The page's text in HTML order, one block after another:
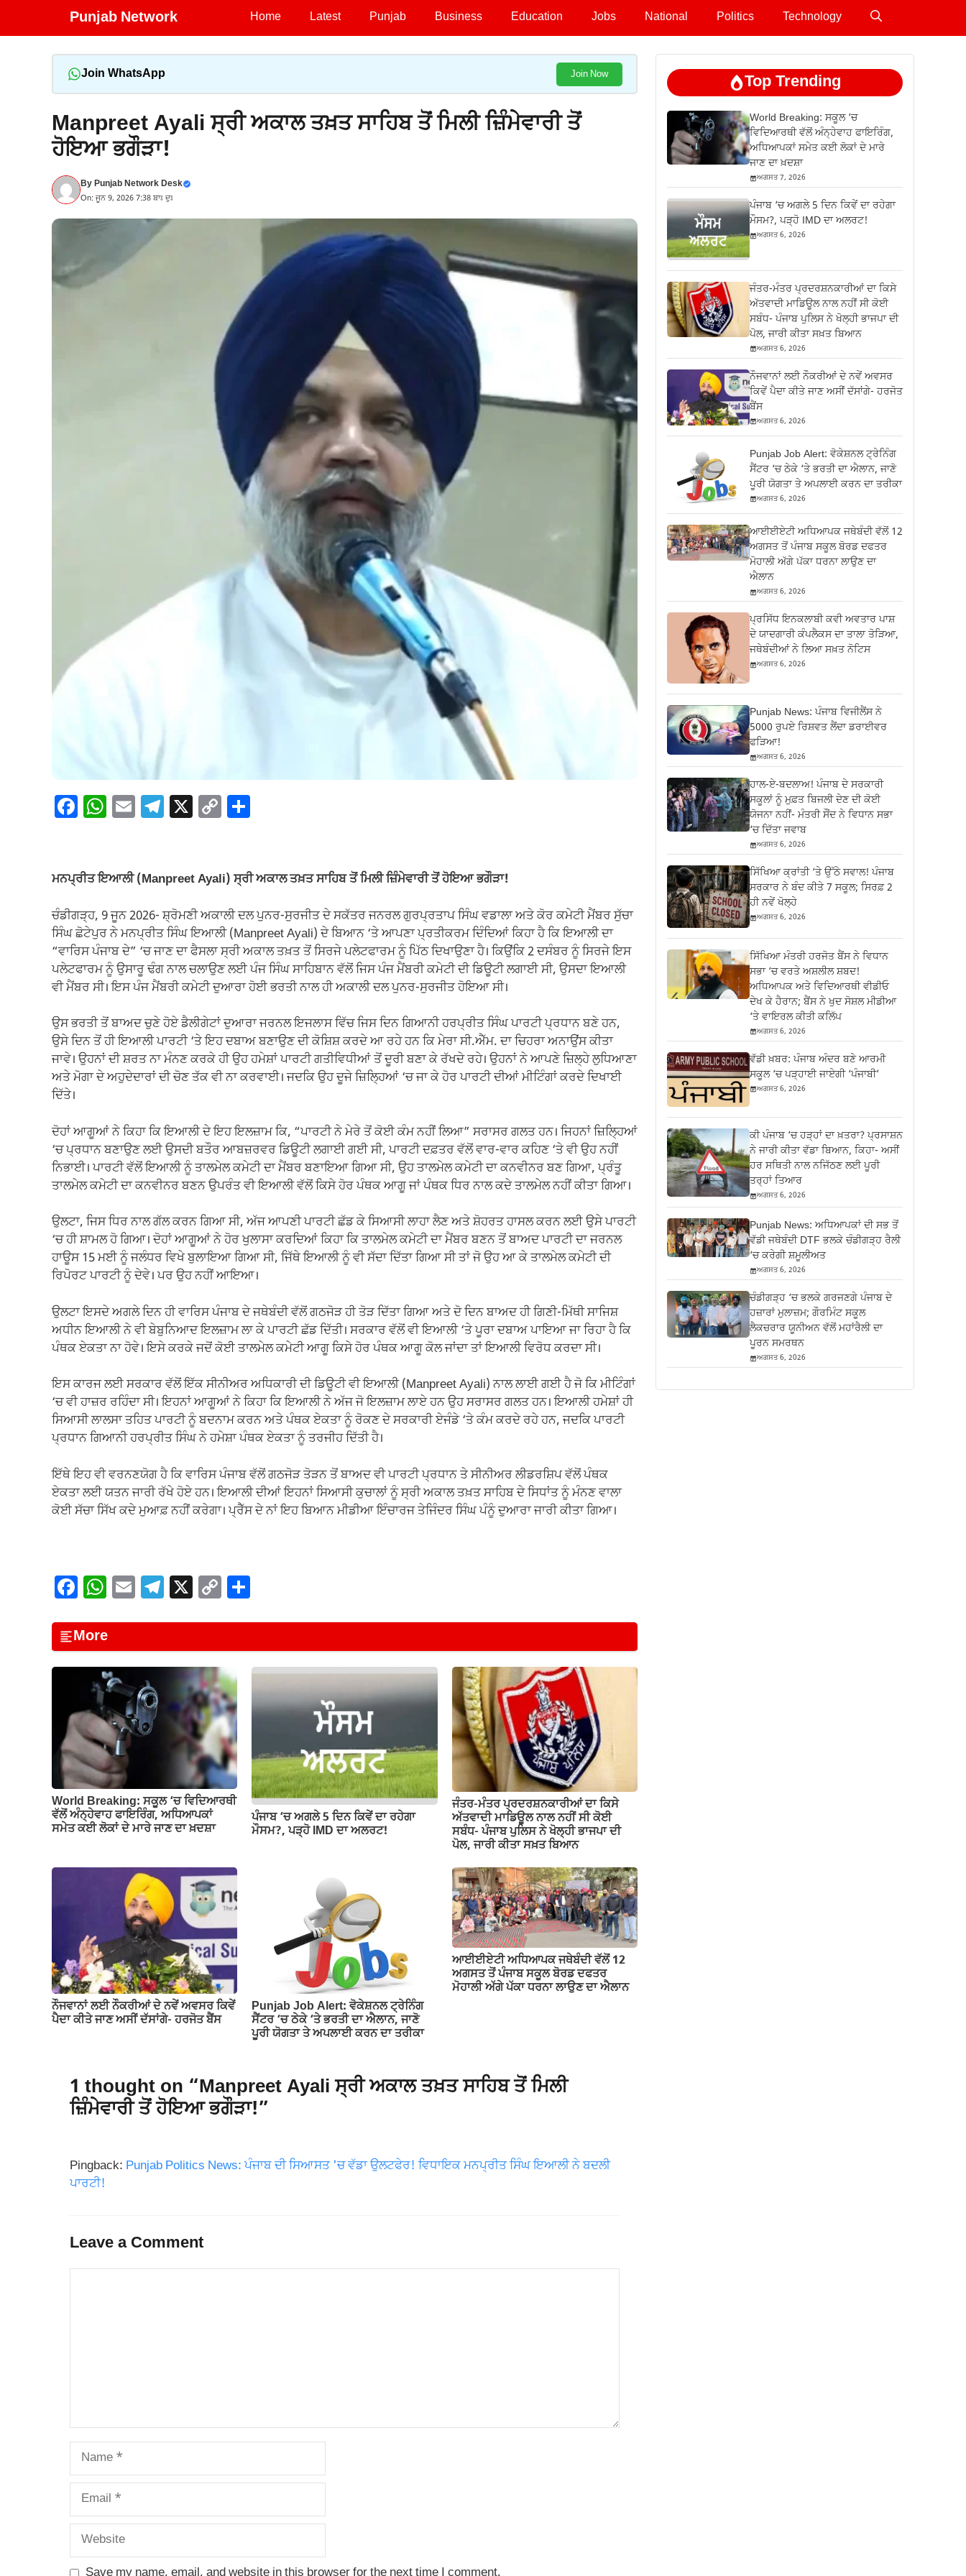
Punjab Network Home Latest Punjab Business Education Jobs National Politics Technology
Join WhatsApp Join Now
Manpreet Ayali ਸ੍ਰੀ ਅਕਾਲ ਤਖ਼ਤ ਸਾਹਿਬ ਤੋਂ ਮਿਲੀ ਜ਼ਿੰਮੇਵਾਰੀ ਤੋਂ
ਹੋਇਆ ਭਗੌੜਾ!
ByPunjab Network Desk
On: ਜੂਨ 9, 2026 7:38 ਬਾਃ ਦੁਃ
F
e
o
o
k
W
s
p
p
E T
gr
m
X C
y
n
k
e
ਮਨਪ੍ਰੀਤ ਇਆਲੀ (Manpreet Ayali) ਸ੍ਰੀ ਅਕਾਲ ਤਖ਼ਤ ਸਾਹਿਬ ਤੋਂ ਮਿਲੀ ਜ਼ਿੰਮੇਵਾਰੀ ਤੋਂ ਹੋਇਆ ਭਗੌੜਾ!
ਚੰਡੀਗੜ੍ਹ, 9 ਜੂਨ 2026- ਸ਼੍ਰੋਮਣੀ ਅਕਾਲੀ ਦਲ ਪੁਨਰ-ਸੁਰਜੀਤ ਦੇ ਸਕੱਤਰ ਜਨਰਲ ਗੁਰਪ੍ਰਤਾਪ ਸਿੰਘ ਵਡਾਲਾ ਅਤੇ ਕੋਰ ਕਮੇਟੀ ਮੈਂਬਰ ਸੁੱਚਾ
ਸਿੰਘ ਛੋਟੇਪੁਰ ਨੇ ਮਨਪ੍ਰੀਤ ਸਿੰਘ ਇਆਲੀ (Manpreet Ayali) ਦੇ ਬਿਆਨ ‘ਤੇ ਆਪਣਾ ਪ੍ਰਤੀਕਰਮ ਦਿੰਦਿਆਂ ਕਿਹਾ ਹੈ ਕਿ ਇਆਲੀ ਦਾ
“ਵਾਰਿਸ ਪੰਜਾਬ ਦੇ” ‘ਚ ਜਾਣ ਦਾ ਫੈਸਲਾ ਸ੍ਰੀ ਅਕਾਲ ਤਖ਼ਤ ਤੋਂ ਸਿਰਜੇ ਪਲੇਟਫਾਰਮ ਨੂੰ ਪਿੱਠ ਦਿਖਾਉਣਾ ਹੈ। ਕਿਉਂਕਿ 2 ਦਸੰਬਰ ਨੂੰ ਸਿਰਜੇ ਇਸ
ਪਲੇਟਫਾਰਮ ਨੂੰ ਉਸਾਰੂ ਢੰਗ ਨਾਲ ਚਲਾਉਣ ਲਈ ਪੰਜ ਸਿੰਘ ਸਾਹਿਬਾਨ ਵੱਲੋਂ ਜਿਸ ਪੰਜ ਮੈਂਬਰੀ ਕਮੇਟੀ ਦੀ ਡਿਊਟੀ ਲਗਾਈ ਸੀ, ਉਸਦਾ ਇਆਲੀ
ਵੀ ਮੈਂਬਰ ਸੀ। ਇਸ ਪੰਜ ਮੈਂਬਰੀ ਕਮੇਟੀ ਦੁਆਰਾ ਹੋਈ ਭਰਤੀ ਨਾਲ ਹੀ ਅਕਾਲੀ ਦਲ ਪੁਨਰ-ਸੁਰਜੀਤ ਹੋਇਆ ਸੀ।
ਉਸ ਭਰਤੀ ਤੋਂ ਬਾਅਦ ਚੁਣੇ ਹੋਏ ਡੈਲੀਗੇਟਾਂ ਦੁਆਰਾ ਜਰਨਲ ਇਜਲਾਸ ਵਿੱਚ ਜਿਸ ਦਿਨ ਗਿਆਨੀ ਹਰਪ੍ਰੀਤ ਸਿੰਘ ਪਾਰਟੀ ਪ੍ਰਧਾਨ ਬਣੇ ਹਨ,
ਉਸੇ ਦਿਨ ਤੋਂ ਹੀ ਇਆਲੀ ਪਾਰਟੀ ‘ਤੇ ਇਹ ਦਬਾਅ ਬਣਾਉਣ ਦੀ ਕੋਸ਼ਿਸ਼ ਕਰਦੇ ਆ ਰਹੇ ਹਨ ਕਿ ਮੇਰਾ ਸੀ.ਐੱਮ. ਦਾ ਚਿਹਰਾ ਅਨਾਉਂਸ ਕੀਤਾ
ਜਾਵੇ। ਉਹਨਾਂ ਦੀ ਸ਼ਰਤ ਨਾ ਮੰਨਣ ਕਰਕੇ ਹੀ ਉਹ ਹਮੇਸ਼ਾਂ ਪਾਰਟੀ ਗਤੀਵਿਧੀਆਂ ਤੋਂ ਦੂਰੀ ਬਣਾ ਕੇ ਰੱਖਦੇ ਰਹੇ। ਉਹਨਾਂ ਨੇ ਆਪਣੇ ਜ਼ਿਲ੍ਹੇ ਲੁਧਿਆਣਾ
ਅਤੇ ਮੋਗਾ ਦੇ ਅਹੁਦੇਦਾਰਾਂ ਦੀ ਚੋਣ ਤੱਕ ਵੀ ਨਾ ਕਰਵਾਈ। ਜਦਕਿ ਉਹ ਦੂਜੇ ਜ਼ਿਲ੍ਹਿਆਂ ‘ਚ ਜਾ ਕੇ ਹੋਰ ਪਾਰਟੀ ਦੀਆਂ ਮੀਟਿੰਗਾਂ ਕਰਦੇ ਦਿਖਾਈ
ਦਿੱਤੇ।
ਦੋਹਾਂ ਆਗੂਆਂ ਨੇ ਕਿਹਾ ਕਿ ਇਆਲੀ ਦੇ ਇਹ ਇਲਜ਼ਾਮ ਕਿ, “ਪਾਰਟੀ ਨੇ ਮੇਰੇ ਤੋਂ ਕੋਈ ਕੰਮ ਨਹੀਂ ਲਿਆ” ਸਰਾਸਰ ਗਲਤ ਹਨ। ਜਿਹਨਾਂ ਜ਼ਿਲ੍ਹਿਆਂ
‘ਚ ਪ੍ਰਧਾਨ ਬਣਾਉਣ ਲਈ ਉਸਦੀ ਬਤੌਰ ਆਬਜ਼ਰਵਰ ਡਿਊਟੀ ਲਗਾਈ ਗਈ ਸੀ, ਪਾਰਟੀ ਦਫ਼ਤਰ ਵੱਲੋਂ ਵਾਰ-ਵਾਰ ਕਹਿਣ ‘ਤੇ ਵੀ ਉਹ ਨਹੀਂ
ਨਿਭਾਈ। ਪਾਰਟੀ ਵੱਲੋਂ ਇਆਲੀ ਨੂੰ ਤਾਲਮੇਲ ਕਮੇਟੀ ਦਾ ਮੈਂਬਰ ਬਣਾਇਆ ਗਿਆ ਸੀ, ਉਹ ਤਾਲਮੇਲ ਕਮੇਟੀ ਦਾ ਕਨਵੀਨਰ ਬਣ ਗਿਆ, ਪ੍ਰੰਤੂ
ਤਾਲਮੇਲ ਕਮੇਟੀ ਦਾ ਕਨਵੀਨਰ ਬਣਨ ਉਪਰੰਤ ਵੀ ਇਆਲੀ ਵੱਲੋਂ ਕਿਸੇ ਹੋਰ ਪੰਥਕ ਆਗੂ ਜਾਂ ਪੰਥਕ ਧਿਰ ਨਾਲ ਕਦੇ ਤਾਲਮੇਲ ਨਹੀਂ ਕੀਤਾ ਗਿਆ।
ਉਲਟਾ, ਜਿਸ ਧਿਰ ਨਾਲ ਗੱਲ ਕਰਨ ਗਿਆ ਸੀ, ਅੱਜ ਆਪਣੀ ਪਾਰਟੀ ਛੱਡ ਕੇ ਸਿਆਸੀ ਲਾਹਾ ਲੈਣ ਅਤੇ ਸ਼ੋਹਰਤ ਹਾਸਲ ਕਰਨ ਲਈ ਉਸੇ ਪਾਰਟੀ
‘ਚ ਹੀ ਸ਼ਾਮਲ ਹੋ ਗਿਆ। ਦੋਹਾਂ ਆਗੂਆਂ ਨੇ ਹੋਰ ਖੁਲਾਸਾ ਕਰਦਿਆਂ ਕਿਹਾ ਕਿ ਤਾਲਮੇਲ ਕਮੇਟੀ ਦਾ ਮੈਂਬਰ ਬਣਨ ਤੋਂ ਬਾਅਦ ਪਾਰਟੀ ਦਾ ਜਰਨਲ
ਹਾਊਸ 15 ਮਈ ਨੂੰ ਜਲੰਧਰ ਵਿਖੇ ਬੁਲਾਇਆ ਗਿਆ ਸੀ, ਜਿੱਥੇ ਇਆਲੀ ਨੂੰ ਵੀ ਸੱਦਾ ਦਿੱਤਾ ਗਿਆ ਸੀ ਤਾਂ ਜੋ ਉਹ ਆ ਕੇ ਤਾਲਮੇਲ ਕਮੇਟੀ ਦੀ
ਰਿਪੋਰਟ ਪਾਰਟੀ ਨੂੰ ਦੇਵੇ। ਪਰ ਉਹ ਨਹੀਂ ਆਇਆ।
ਉਲਟਾ ਇਸਦੇ ਅਗਲੇ ਦਿਨ ਹੀ ਵਾਰਿਸ ਪੰਜਾਬ ਦੇ ਜਥੇਬੰਦੀ ਵੱਲੋਂ ਗਠਜੋੜ ਹੀ ਤੋੜ ਦਿੱਤਾ ਗਿਆ ਅਤੇ ਦੋ ਦਿਨ ਬਾਅਦ ਹੀ ਗਿਣੀ-ਮਿੱਥੀ ਸਾਜਿਸ਼
ਅਧੀਨ ਇਆਲੀ ਨੇ ਵੀ ਬੇਬੁਨਿਆਦ ਇਲਜ਼ਾਮ ਲਾ ਕੇ ਪਾਰਟੀ ਛੱਡ ਦਿੱਤੀ। ਸਰਕਾਰ ਵੱਲੋਂ ਵੀ ਇਆਲੀ ‘ਤੇ ਪੂਰਾ ਦਬਾਅ ਪਾਇਆ ਜਾ ਰਿਹਾ ਹੈ ਕਿ
ਪੰਥਕ ਏਕਤਾ ਨਾ ਹੋਵੇ। ਇਸੇ ਕਰਕੇ ਜਦੋਂ ਕੋਈ ਤਾਲਮੇਲ ਕਮੇਟੀ ਆਗੂ ਕਿਸੇ ਹੋਰ ਪੰਥਕ ਆਗੂ ਕੋਲ ਜਾਂਦਾ ਤਾਂ ਇਆਲੀ ਵਿਰੋਧ ਕਰਦਾ ਸੀ।
ਇਸ ਕਾਰਜ ਲਈ ਸਰਕਾਰ ਵੱਲੋਂ ਇੱਕ ਸੀਨੀਅਰ ਅਧਿਕਾਰੀ ਦੀ ਡਿਊਟੀ ਵੀ ਇਆਲੀ (Manpreet Ayali) ਨਾਲ ਲਾਈ ਗਈ ਹੈ ਜੋ ਕਿ ਮੀਟਿੰਗਾਂ
‘ਚ ਵੀ ਹਾਜ਼ਰ ਰਹਿੰਦਾ ਸੀ। ਇਹਨਾਂ ਆਗੂਆਂ ਨੇ ਕਿਹਾ ਕਿ ਇਆਲੀ ਨੇ ਅੱਜ ਜੋ ਇਲਜ਼ਾਮ ਲਾਏ ਹਨ ਉਹ ਸਰਾਸਰ ਗਲਤ ਹਨ। ਇਆਲੀ ਹਮੇਸ਼ਾਂ ਹੀ
ਸਿਆਸੀ ਲਾਲਸਾ ਤਹਿਤ ਪਾਰਟੀ ਨੂੰ ਬਦਨਾਮ ਕਰਨ ਅਤੇ ਪੰਥਕ ਏਕਤਾ ਨੂੰ ਰੋਕਣ ਦੇ ਸਰਕਾਰੀ ਏਜੰਡੇ ‘ਤੇ ਕੰਮ ਕਰਦੇ ਰਹੇ ਹਨ, ਜਦਕਿ ਪਾਰਟੀ
ਪ੍ਰਧਾਨ ਗਿਆਨੀ ਹਰਪ੍ਰੀਤ ਸਿੰਘ ਨੇ ਹਮੇਸ਼ਾ ਪੰਥਕ ਏਕਤਾ ਨੂੰ ਤਰਜੀਹ ਦਿੱਤੀ ਹੈ।
ਇੱਥੇ ਇਹ ਵੀ ਵਰਨਣਯੋਗ ਹੈ ਕਿ ਵਾਰਿਸ ਪੰਜਾਬ ਵੱਲੋਂ ਗਠਜੋੜ ਤੋੜਨ ਤੋਂ ਬਾਅਦ ਵੀ ਪਾਰਟੀ ਪ੍ਰਧਾਨ ਤੇ ਸੀਨੀਅਰ ਲੀਡਰਸ਼ਿਪ ਵੱਲੋਂ ਪੰਥਕ
ਏਕਤਾ ਲਈ ਯਤਨ ਜਾਰੀ ਰੱਖੇ ਹੋਏ ਹਨ। ਇਆਲੀ ਦੀਆਂ ਇਹਨਾਂ ਸਿਆਸੀ ਕੁਚਾਲਾਂ ਨੂੰ ਸ੍ਰੀ ਅਕਾਲ ਤਖ਼ਤ ਸਾਹਿਬ ਦੇ ਸਿਧਾਂਤ ਨੂੰ ਮੰਨਣ ਵਾਲਾ
ਕੋਈ ਸੱਚਾ ਸਿੱਖ ਕਦੇ ਮੁਆਫ਼ ਨਹੀਂ ਕਰੇਗਾ। ਪ੍ਰੈੱਸ ਦੇ ਨਾਂ ਇਹ ਬਿਆਨ ਮੀਡੀਆ ਇੰਚਾਰਜ ਤੇਜਿੰਦਰ ਸਿੰਘ ਪੰਨੂੰ ਦੁਆਰਾ ਜਾਰੀ ਕੀਤਾ ਗਿਆ।
F
c
e
o
o
k
W
at
s
A
p
p
E T
gr
m
X C
y
Li
n
k
e
More
World Breaking: ਸਕੂਲ ‘ਚ ਵਿਦਿਆਰਥੀ
ਵੱਲੋਂ ਅੰਨ੍ਹੇਵਾਹ ਫਾਇਰਿੰਗ, ਅਧਿਆਪਕਾਂ
ਸਮੇਤ ਕਈ ਲੋਕਾਂ ਦੇ ਮਾਰੇ ਜਾਣ ਦਾ ਖ਼ਦਸ਼ਾ
ਪੰਜਾਬ ‘ਚ ਅਗਲੇ 5 ਦਿਨ ਕਿਵੇਂ ਦਾ ਰਹੇਗਾ
ਮੌਸਮ?, ਪੜ੍ਹੋ IMD ਦਾ ਅਲਰਟ!
ਜੰਤਰ-ਮੰਤਰ ਪ੍ਰਦਰਸ਼ਨਕਾਰੀਆਂ ਦਾ ਕਿਸੇ
ਅੱਤਵਾਦੀ ਮਾਡਿਊਲ ਨਾਲ ਨਹੀਂ ਸੀ ਕੋਈ
ਸਬੰਧ- ਪੰਜਾਬ ਪੁਲਿਸ ਨੇ ਖੋਲ੍ਹੀ ਭਾਜਪਾ ਦੀ
ਪੋਲ, ਜਾਰੀ ਕੀਤਾ ਸਖ਼ਤ ਬਿਆਨ
ਨੌਜਵਾਨਾਂ ਲਈ ਨੌਕਰੀਆਂ ਦੇ ਨਵੇਂ ਅਵਸਰ ਕਿਵੇਂ
ਪੈਦਾ ਕੀਤੇ ਜਾਣ ਅਸੀਂ ਦੱਸਾਂਗੇ- ਹਰਜੋਤ ਬੈਂਸ
Punjab Job Alert: ਵੋਕੇਸ਼ਨਲ ਟ੍ਰੇਨਿੰਗ
ਸੈਂਟਰ ‘ਚ ਠੇਕੇ ‘ਤੇ ਭਰਤੀ ਦਾ ਐਲਾਨ, ਜਾਣੋ
ਪੂਰੀ ਯੋਗਤਾ ਤੇ ਅਪਲਾਈ ਕਰਨ ਦਾ ਤਰੀਕਾ
ਆਈਈਏਟੀ ਅਧਿਆਪਕ ਜਥੇਬੰਦੀ ਵੱਲੋਂ 12
ਅਗਸਤ ਤੋਂ ਪੰਜਾਬ ਸਕੂਲ ਬੋਰਡ ਦਫਤਰ
ਮੋਹਾਲੀ ਅੱਗੇ ਪੱਕਾ ਧਰਨਾ ਲਾਉਣ ਦਾ ਐਲਾਨ
1 thought on “Manpreet Ayali ਸ੍ਰੀ ਅਕਾਲ ਤਖ਼ਤ ਸਾਹਿਬ ਤੋਂ ਮਿਲੀ
ਜ਼ਿੰਮੇਵਾਰੀ ਤੋਂ ਹੋਇਆ ਭਗੌੜਾ!”
Pingback: Punjab Politics News: ਪੰਜਾਬ ਦੀ ਸਿਆਸਤ 'ਚ ਵੱਡਾ ਉਲਟਫੇਰ! ਵਿਧਾਇਕ ਮਨਪ੍ਰੀਤ ਸਿੰਘ ਇਆਲੀ ਨੇ ਬਦਲੀ
ਪਾਰਟੀ!
Leave a Comment
Name
Email
Website
Top Trending
World Breaking: ਸਕੂਲ ‘ਚ
ਵਿਦਿਆਰਥੀ ਵੱਲੋਂ ਅੰਨ੍ਹੇਵਾਹ ਫਾਇਰਿੰਗ,
ਅਧਿਆਪਕਾਂ ਸਮੇਤ ਕਈ ਲੋਕਾਂ ਦੇ ਮਾਰੇ
ਜਾਣ ਦਾ ਖ਼ਦਸ਼ਾ
ਅਗਸਤ 7, 2026
ਪੰਜਾਬ ‘ਚ ਅਗਲੇ 5 ਦਿਨ ਕਿਵੇਂ ਦਾ ਰਹੇਗਾ
ਮੌਸਮ?, ਪੜ੍ਹੋ IMD ਦਾ ਅਲਰਟ!
ਅਗਸਤ 6, 2026
ਜੰਤਰ-ਮੰਤਰ ਪ੍ਰਦਰਸ਼ਨਕਾਰੀਆਂ ਦਾ ਕਿਸੇ
ਅੱਤਵਾਦੀ ਮਾਡਿਊਲ ਨਾਲ ਨਹੀਂ ਸੀ ਕੋਈ
ਸਬੰਧ- ਪੰਜਾਬ ਪੁਲਿਸ ਨੇ ਖੋਲ੍ਹੀ ਭਾਜਪਾ ਦੀ
ਪੋਲ, ਜਾਰੀ ਕੀਤਾ ਸਖ਼ਤ ਬਿਆਨ
ਅਗਸਤ 6, 2026
ਨੌਜਵਾਨਾਂ ਲਈ ਨੌਕਰੀਆਂ ਦੇ ਨਵੇਂ ਅਵਸਰ
ਕਿਵੇਂ ਪੈਦਾ ਕੀਤੇ ਜਾਣ ਅਸੀਂ ਦੱਸਾਂਗੇ- ਹਰਜੋਤ
ਬੈਂਸ
ਅਗਸਤ 6, 2026
Punjab Job Alert: ਵੋਕੇਸ਼ਨਲ ਟ੍ਰੇਨਿੰਗ
ਸੈਂਟਰ ‘ਚ ਠੇਕੇ ‘ਤੇ ਭਰਤੀ ਦਾ ਐਲਾਨ, ਜਾਣੋ
ਪੂਰੀ ਯੋਗਤਾ ਤੇ ਅਪਲਾਈ ਕਰਨ ਦਾ ਤਰੀਕਾ
ਅਗਸਤ 6, 2026
ਆਈਈਏਟੀ ਅਧਿਆਪਕ ਜਥੇਬੰਦੀ ਵੱਲੋਂ 12
ਅਗਸਤ ਤੋਂ ਪੰਜਾਬ ਸਕੂਲ ਬੋਰਡ ਦਫਤਰ
ਮੋਹਾਲੀ ਅੱਗੇ ਪੱਕਾ ਧਰਨਾ ਲਾਉਣ ਦਾ
ਐਲਾਨ
ਅਗਸਤ 6, 2026
ਪ੍ਰਸਿੱਧ ਇਨਕਲਾਬੀ ਕਵੀ ਅਵਤਾਰ ਪਾਸ਼
ਦੇ ਯਾਦਗਾਰੀ ਕੰਪਲੈਕਸ ਦਾ ਤਾਲਾ ਤੋੜਿਆ,
ਜਥੇਬੰਦੀਆਂ ਨੇ ਲਿਆ ਸਖ਼ਤ ਨੋਟਿਸ
ਅਗਸਤ 6, 2026
Punjab News: ਪੰਜਾਬ ਵਿਜੀਲੈਂਸ ਨੇ
5000 ਰੁਪਏ ਰਿਸ਼ਵਤ ਲੈਂਦਾ ਡਰਾਈਵਰ
ਫੜਿਆ!
ਅਗਸਤ 6, 2026
ਹਾਲ-ਏ-ਬਦਲਾਅ! ਪੰਜਾਬ ਦੇ ਸਰਕਾਰੀ
ਸਕੂਲਾਂ ਨੂੰ ਮੁਫ਼ਤ ਬਿਜਲੀ ਦੇਣ ਦੀ ਕੋਈ
ਯੋਜਨਾ ਨਹੀਂ- ਮੰਤਰੀ ਸੌਂਦ ਨੇ ਵਿਧਾਨ ਸਭਾ
‘ਚ ਦਿੱਤਾ ਜਵਾਬ
ਅਗਸਤ 6, 2026
ਸਿੱਖਿਆ ਕ੍ਰਾਂਤੀ ‘ਤੇ ਉੱਠੇ ਸਵਾਲ! ਪੰਜਾਬ
ਸਰਕਾਰ ਨੇ ਬੰਦ ਕੀਤੇ 7 ਸਕੂਲ; ਸਿਰਫ਼ 2
ਹੀ ਨਵੇਂ ਖੋਲ੍ਹੇ
ਅਗਸਤ 6, 2026
ਸਿੱਖਿਆ ਮੰਤਰੀ ਹਰਜੋਤ ਬੈਂਸ ਨੇ ਵਿਧਾਨ
ਸਭਾ ‘ਚ ਵਰਤੇ ਅਸ਼ਲੀਲ ਸ਼ਬਦ!
ਅਧਿਆਪਕ ਅਤੇ ਵਿਦਿਆਰਥੀ ਵੀਡੀਓ
ਦੇਖ ਕੇ ਹੈਰਾਨ; ਬੈਂਸ ਨੇ ਖੁਦ ਸੋਸ਼ਲ ਮੀਡੀਆ
‘ਤੇ ਵਾਇਰਲ ਕੀਤੀ ਕਲਿੱਪ
ਅਗਸਤ 6, 2026
ਵੱਡੀ ਖ਼ਬਰ: ਪੰਜਾਬ ਅੰਦਰ ਬਣੇ ਆਰਮੀ
ਸਕੂਲ ‘ਚ ਪੜ੍ਹਾਈ ਜਾਏਗੀ ‘ਪੰਜਾਬੀ’
ਅਗਸਤ 6, 2026
ਕੀ ਪੰਜਾਬ ‘ਚ ਹੜ੍ਹਾਂ ਦਾ ਖ਼ਤਰਾ? ਪ੍ਰਸਾਸ਼ਨ
ਨੇ ਜਾਰੀ ਕੀਤਾ ਵੱਡਾ ਬਿਆਨ, ਕਿਹਾ- ਅਸੀਂ
ਹਰ ਸਥਿਤੀ ਨਾਲ ਨਜਿੱਠਣ ਲਈ ਪੂਰੀ
ਤਰ੍ਹਾਂ ਤਿਆਰ
ਅਗਸਤ 6, 2026
Punjab News: ਅਧਿਆਪਕਾਂ ਦੀ ਸਭ ਤੋਂ
ਵੱਡੀ ਜਥੇਬੰਦੀ DTF ਭਲਕੇ ਚੰਡੀਗੜ੍ਹ ਰੈਲੀ
‘ਚ ਕਰੇਗੀ ਸ਼ਮੂਲੀਅਤ
ਅਗਸਤ 6, 2026
ਚੰਡੀਗੜ੍ਹ ‘ਚ ਭਲਕੇ ਗਰਜਣਗੇ ਪੰਜਾਬ ਦੇ
ਹਜ਼ਾਰਾਂ ਮੁਲਾਜ਼ਮ; ਗੌਰਮਿੰਟ ਸਕੂਲ
ਲੈਕਚਰਾਰ ਯੂਨੀਅਨ ਵੱਲੋਂ ਮਹਾਂਰੈਲੀ ਦਾ
ਪੂਰਨ ਸਮਰਥਨ
ਅਗਸਤ 6, 2026